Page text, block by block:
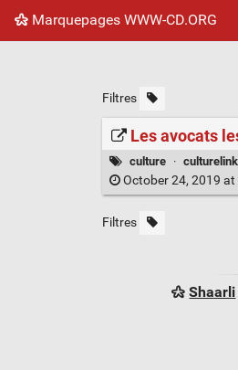
Marquepages WWW-CD.ORG
Filtres
Les avocats
culture ·
October 24, 2019 at
Filtres
Shaarli